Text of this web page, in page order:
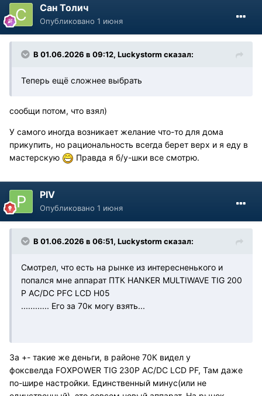
Сан Толич
Опубликовано 1 июня
В 01.06.2026 в 09:12, Luckystorm сказал:
Теперь ещё сложнее выбрать
сообщи потом, что взял)
У самого иногда возникает желание что-то для дома
прикупить, но рациональность всегда берет верх и я еду в
мастерскую
Правда я б/у-шки все смотрю.
PIV
Опубликовано 1 июня
В 01.06.2026 в 06:51, Luckystorm сказал:
Смотрел, что есть на рынке из интересненького и
попался мне аппарат ПТК HANKER MULTIWAVE TIG 200
P AC/DC PFC LCD H05
............ Его за 70к могу взять...
За +- такие же деньги, в районе 70К видел у
фоксвелда FOXPOWER TIG 230P AC/DC LCD PF, Там даже
по-шире настройки. Единственный минус(или не